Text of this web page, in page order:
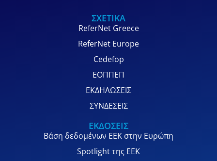
ΣΧΕΤΙΚΑ
ReferNet Greece
ReferNet Europe
Cedefop
ΕΟΠΠΕΠ
ΕΚΔΗΛΩΣΕΙΣ
ΣΥΝΔΕΣΕΙΣ
ΕΚΔΟΣΕΙΣ
Βάση δεδομένων ΕΕΚ στην Ευρώπη
Spotlight της ΕΕΚ